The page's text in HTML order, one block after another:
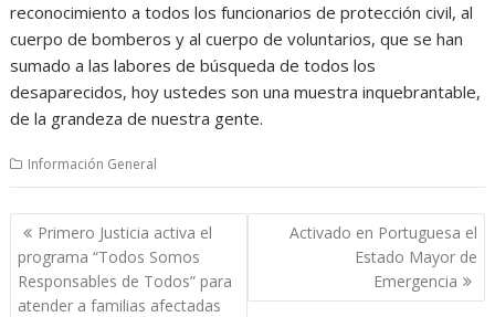
reconocimiento a todos los funcionarios de protección civil, al
cuerpo de bomberos y al cuerpo de voluntarios, que se han
sumado a las labores de búsqueda de todos los
desaparecidos, hoy ustedes son una muestra inquebrantable,
de la grandeza de nuestra gente.
Información General
Navegación
de
entradas
Primero Justicia activa el
programa “Todos Somos
Responsables de Todos” para
atender a familias afectadas
Activado en Portuguesa el
Estado Mayor de
Emergencia